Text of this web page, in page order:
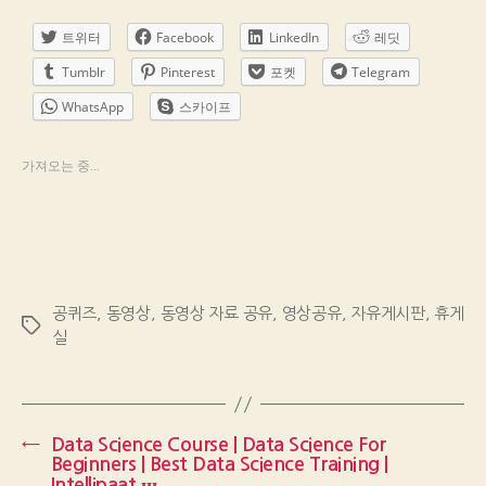
트위터 Facebook LinkedIn
레딧
Tumblr
Pinterest 포켓
Telegram
WhatsApp
스카이프
가져오는 중...
Tags
공퀴즈 동영상 동영상 자료 공유 영상공유, 자유게시판, 휴게
실
←
Data Science Course | Data Science For
Beginners | Best Data Science Training |